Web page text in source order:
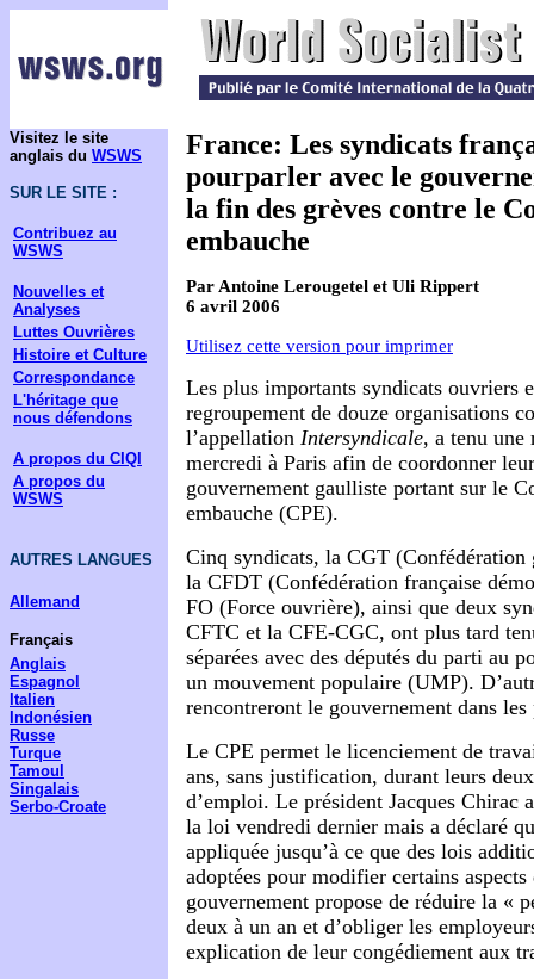
Visitez le site
anglais du WSWS
SUR LE SITE :
Contribuez au
WSWS
Nouvelles et
Analyses
Luttes Ouvrières
Histoire et Culture
Correspondance
L'héritage que
nous défendons
A propos du CIQI
A propos du
WSWS
AUTRES LANGUES
Allemand
Français
Anglais
Espagnol
Italien
Indonésien
Russe
Turque
Tamoul
Singalais
Serbo-Croate
France: Les syndicats
pourparler avec le
la fin des grèves contre le
embauche
Par Antoine Lerougetel et Uli Rippert
6 avril 2006
Utilisez cette version pour imprimer
Les plus importants syndicats ouvriers
regroupement de douze organisations
l’appellation Intersyndicale, a tenu une
mercredi à Paris afin de coordonner
gouvernement gaulliste portant sur le
embauche (CPE).
Cinq syndicats, la CGT (Confédération
la CFDT (Confédération française
FO (Force ouvrière), ainsi que deux
CFTC et la CFE-CGC, ont plus tard
séparées avec des députés du parti au
un mouvement populaire (UMP).
rencontreront le gouvernement dans
Le CPE permet le licenciement de
ans, sans justification, durant leurs
d’emploi. Le président Jacques
la loi vendredi dernier mais a déclaré
appliquée jusqu’à ce que des lois
adoptées pour modifier certains
gouvernement propose de réduire la «
deux à un an et d’obliger les
explication de leur congédiement aux